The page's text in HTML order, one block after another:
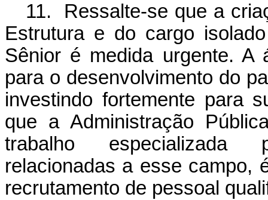
11. Ressalte-se que a
Estrutura e do cargo
Sênior é medida urgente. A
para o desenvolvimento do
investindo fortemente para
que aAdministração
trabalho especializada
relacionadas a esse campo,
recrutamento de pessoal